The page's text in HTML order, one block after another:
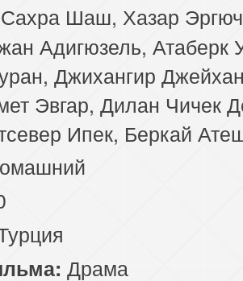
Сахра Шаш, Хазар
Адигюзель, Атаберк
Джихангир
Эвгар, Дилан Чичек
Ипек, Беркай
Драма